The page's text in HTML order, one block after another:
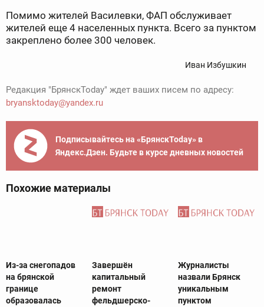
Помимо жителей Василевки, ФАП обслуживает
жителей еще 4 населенных пункта. Всего за пунктом
закреплено более 300 человек.
Иван Избушкин
Редакция "БрянскToday" ждет ваших писем по адресу:
bryansktoday@yandex.ru
Подписывайтесь на «БрянскToday» в
Яндекс.Дзен. Будьте в курсе дневных новостей
Похожие материалы
Из-за снегопадов
на брянской
границе
образовалась
Завершён
капитальный
ремонт
фельдшерско-
Журналисты
назвали Брянск
уникальным
пунктом